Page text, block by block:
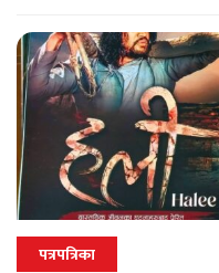
जनाएको छ। भ्रमणका क्रममा
पत्रपत्रिका